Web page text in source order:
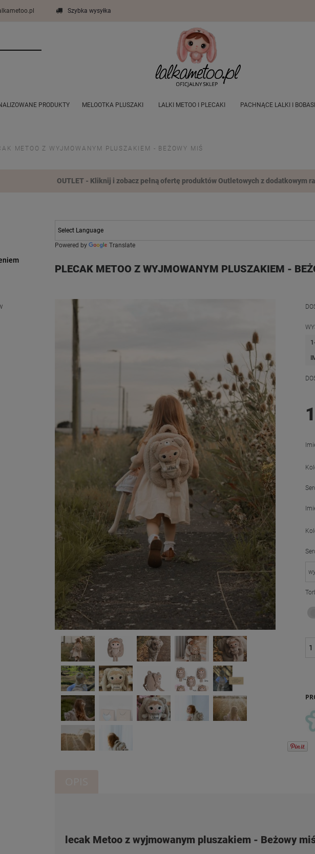
Szybka wysyłka
PRODUKTY MELOOTKA PLUSZAKI LALKI METOO I PLECAKI PACHNĄCE LALKI I
METOO Z WYJMOWANYM PLUSZAKIEM - BEŻOWY MIŚ
OUTLET - Kliknij i zobacz pełną ofertę produktów Outletowych z dodatkowym
Powered by Translate
PLECAK METOO Z WYJMOWANYM PLUSZAKIEM -
lecak Metoo z wyjmowanym pluszakiem - Beżowy